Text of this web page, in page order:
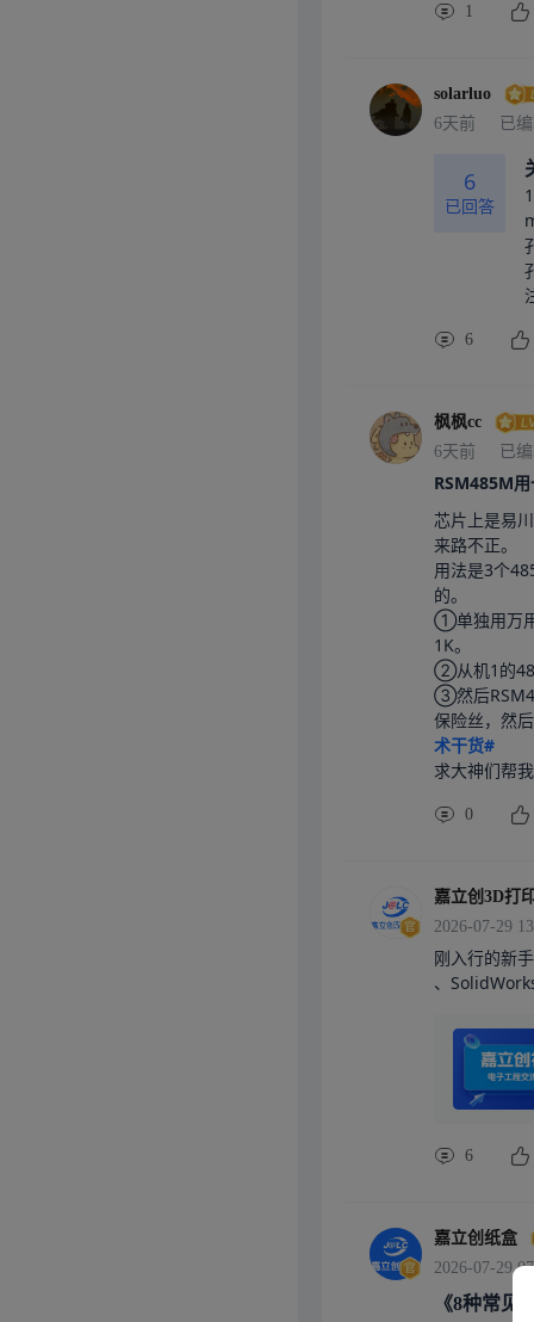
1
solarluo
6天前
已
6
已回答
6
枫枫cc
6天前
已
RSM485M
芯片上是易
来路不正。
用法是3个
的。
①单独用万
1K。
②从机1的
③然后
保险丝，然
术干货#
求大神们帮
0
嘉立创3D打
2026-07-29
刚入行的新
、
卡扣、要考
软件。第二
内部结构设
下看，思路
个人研发、
打印，打样
链等实操案
SolidWorks
6
嘉立创纸盒
2026-07-29
《8种常见